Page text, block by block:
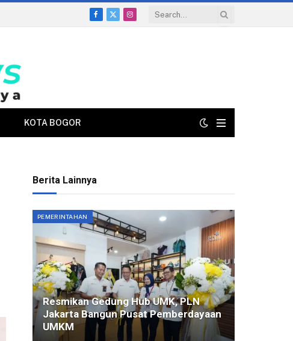
Facebook
X
Instagram
KOTA BOGOR
Berita Lainnya
PEMERINTAHAN
Resmikan Gedung Hub UMK, PLN
Jakarta Bangun Pusat Pemberdayaan
UMKM